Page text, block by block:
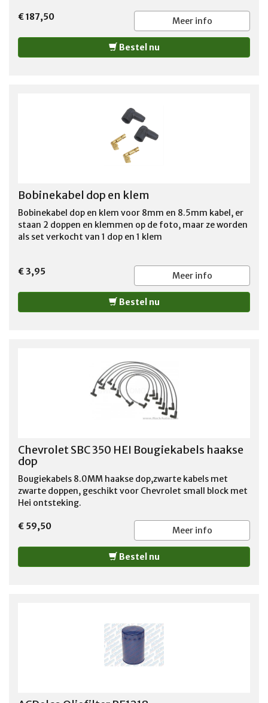
€ 187,50
Meer info
Bestel nu
Bobinekabel dop en klem
Bobinekabel dop en klem voor 8mm en 8.5mm kabel, er
staan 2 doppen en klemmen op de foto, maar ze worden
als set verkocht van 1 dop en 1 klem
€ 3,95 Meer info
Bestel nu
Chevrolet SBC 350 HEI Bougiekabels haakse
dop
Bougiekabels 8.0MM haakse dop,zwarte kabels met
zwarte doppen, geschikt voor Chevrolet small block met
Hei ontsteking.
€ 59,50 Meer info
Bestel nu